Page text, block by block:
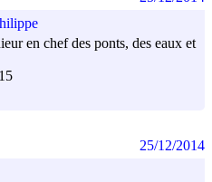
en chef des ponts, des eaux et
25/12/2014